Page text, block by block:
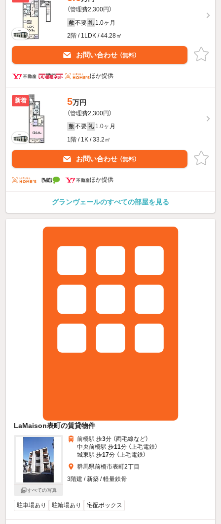
（管理費2,300円）
敷 不要 礼 1.0ヶ月
2階 / 1LDK / 44.28㎡
お問い合わせ （無料）
ほか提供
新着 5万円
（管理費2,300円）
敷 不要 礼 1.0ヶ月
1階 / 1K / 33.2㎡
お問い合わせ （無料）
ほか提供
グランヴェールのすべての部屋を見る
LaMaison表町の賃貸物件
すべての写真
前橋駅 歩3分 （両毛線など）
中央前橋駅 歩11分 （上毛電鉄）
城東駅 歩17分 （上毛電鉄）
群馬県前橋市表町2丁目
3階建 / 新築 / 軽量鉄骨
駐車場あり 駐輪場あり 宅配ボックス